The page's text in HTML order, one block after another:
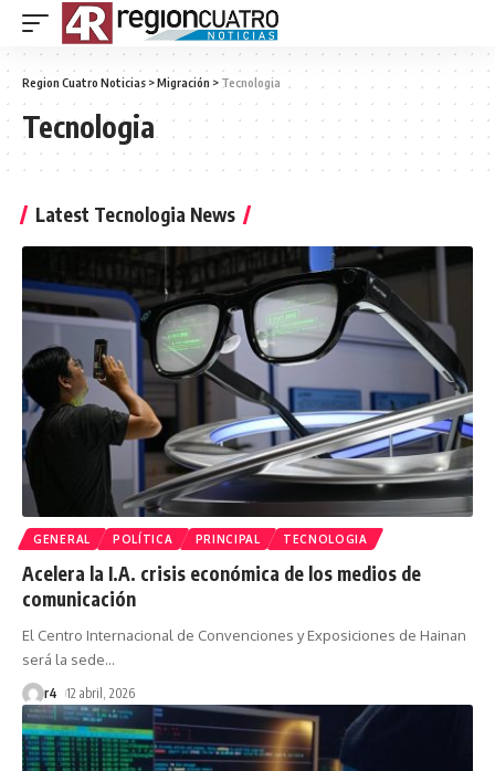
Region Cuatro Noticias >Migración > Tecnologia
Tecnologia
Latest Tecnologia News
GENERAL POLÍTICA PRINCIPAL TECNOLOGIA
Acelera la I.A. crisis económica de los medios de
comunicación
El Centro Internacional de Convenciones y Exposiciones de Hainan
será la sede…
r4 12 abril, 2026